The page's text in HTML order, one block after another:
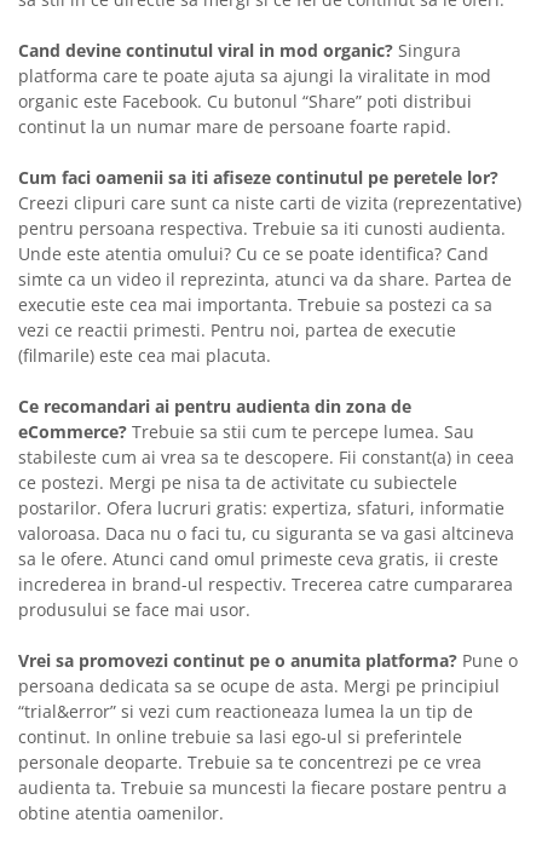
Cand devine continutul viral in mod organic? Singura
platforma care te poate ajuta sa ajungi la viralitate in mod
organic este Facebook. Cu butonul “Share” poti distribui
continut la un numar mare de persoane foarte rapid.
Cum faci oamenii sa iti afiseze continutul pe peretele lor?
Creezi clipuri care sunt ca niste carti de vizita (reprezentative)
pentru persoana respectiva. Trebuie sa iti cunosti audienta.
Unde este atentia omului? Cu ce se poate identifica? Cand
simte ca un video il reprezinta, atunci va da share. Partea de
executie este cea mai importanta. Trebuie sa postezi ca sa
vezi ce reactii primesti. Pentru noi, partea de executie
(filmarile) este cea mai placuta.
Ce recomandari ai pentru audienta din zona de
eCommerce? Trebuie sa stii cum te percepe lumea. Sau
stabileste cum ai vrea sa te descopere. Fii constant(a) in ceea
ce postezi. Mergi pe nisa ta de activitate cu subiectele
postarilor. Ofera lucruri gratis: expertiza, sfaturi, informatie
valoroasa. Daca nu o faci tu, cu siguranta se va gasi altcineva
sa le ofere. Atunci cand omul primeste ceva gratis, ii creste
increderea in brand-ul respectiv. Trecerea catre cumpararea
produsului se face mai usor.
Vrei sa promovezi continut pe o anumita platforma? Pune o
persoana dedicata sa se ocupe de asta. Mergi pe principiul
“trial&error” si vezi cum reactioneaza lumea la un tip de
continut. In online trebuie sa lasi ego-ul si preferintele
personale deoparte. Trebuie sa te concentrezi pe ce vrea
audienta ta. Trebuie sa muncesti la fiecare postare pentru a
obtine atentia oamenilor.